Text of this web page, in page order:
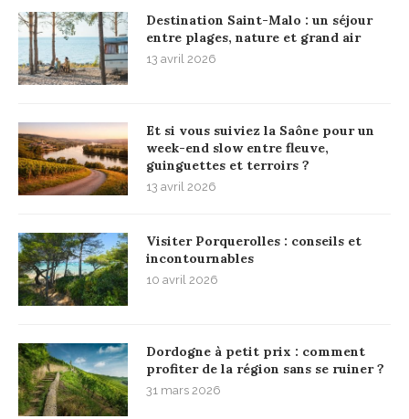
Destination Saint-Malo : un séjour
entre plages, nature et grand air
13 avril 2026
Et si vous suiviez la Saône pour un
week-end slow entre fleuve,
guinguettes et terroirs ?
13 avril 2026
Visiter Porquerolles : conseils et
incontournables
10 avril 2026
Dordogne à petit prix : comment
profiter de la région sans se ruiner ?
31 mars 2026